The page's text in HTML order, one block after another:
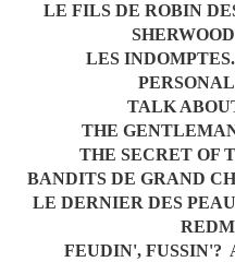
LE FILS DE ROBIN
LES
TALK
THE
THE SECRET OF
BANDITS DE GRAND
LE DERNIER DES
FEUDIN', FUSSIN'?